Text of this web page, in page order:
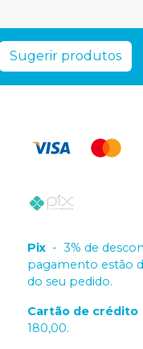
Sugerir produtos
Pix - 3% de
pagamento estão
do seu pedido.
Cartão de crédito
180,00.